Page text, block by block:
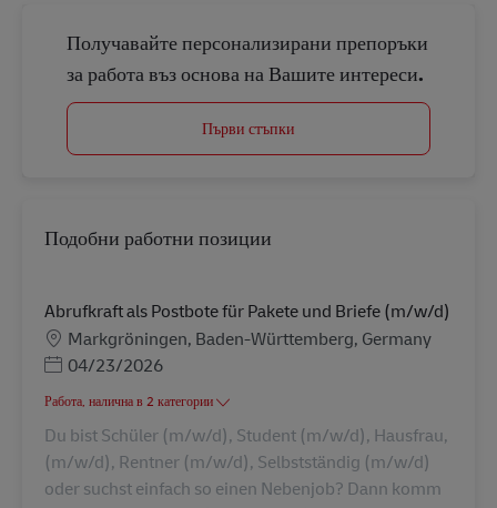
Получавайте персонализирани препоръки
за работа въз основа на Вашите интереси.
Първи стъпки
Подобни работни позиции
Abrufkraft als Postbote für Pakete und Briefe (m/w/d)
Местоположение
Markgröningen, Baden-Württemberg, Germany
Posted Date
04/23/2026
Работа, налична в 2 категории
Du bist Schüler (m/w/d), Student (m/w/d), Hausfrau,
(m/w/d), Rentner (m/w/d), Selbstständig (m/w/d)
oder suchst einfach so einen Nebenjob? Dann komm